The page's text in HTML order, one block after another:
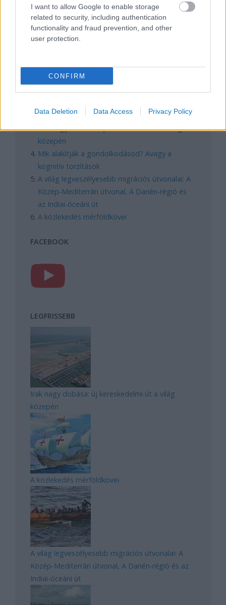
I want to allow Google to enable storage
related to security, including authentication
functionality and fraud prevention, and other
user protection.
CONFIRM
Data Deletion Data Access Privacy Policy
LEGNÉPSZERŰBB
Magyarország rejtett gyöngyszemei
Irak nagy dobása: új kereskedelmi út a világ
közepén
Mik alakítják a gondolkodásod? Avagy a
kognitív torzítások
A világ legveszélyesebb migrációs útvonalai: A
Közép-Mediterrán útvonal, A Darién-régió és
az Indiai-óceáni út
A közlekedés mérföldkövei
FACEBOOK
LEGFRISSEBB
Irak nagy dobása: új kereskedelmi út a világ
közepén
A közlekedés mérföldkövei
A világ legveszélyesebb migrációs útvonalai: A
Közép-Mediterrán útvonal, A Darién-régió és az
Indiai-óceáni út